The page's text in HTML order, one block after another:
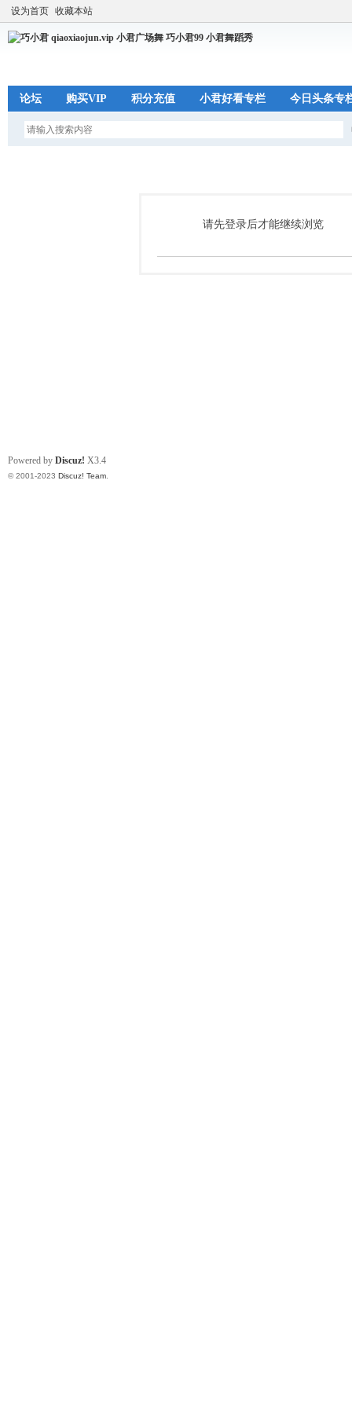
设为首页 收藏本站
论坛 购买VIP 积分充值 小君好看专栏 今日头条专
请先登录后才能继续浏览
Powered by Discuz! X3.4
© 2001-2023 Discuz! Team